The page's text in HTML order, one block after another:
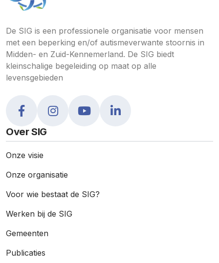
De SIG is een professionele organisatie voor mensen
met een beperking en/of autismeverwante stoornis in
Midden- en Zuid-Kennemerland. De SIG biedt
kleinschalige begeleiding op maat op alle
levensgebieden
Over SIG
Onze visie
Onze organisatie
Voor wie bestaat de SIG?
Werken bij de SIG
Gemeenten
Publicaties